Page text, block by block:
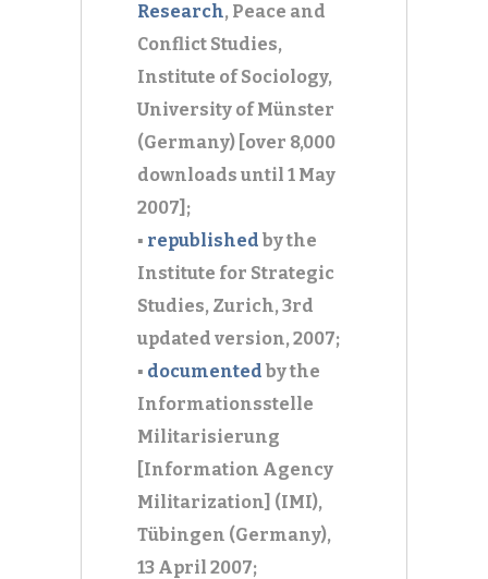
Research, Peace and
Conflict Studies,
Institute of Sociology,
University of Münster
(Germany) [over 8,000
downloads until 1 May
2007];
▪ republished by the
Institute for Strategic
Studies, Zurich,3rd
updated version, 2007;
▪ documented by the
Informationsstelle
Militarisierung
[Information Agency
Militarization] (IMI),
Tübingen (Germany),
13 April 2007;